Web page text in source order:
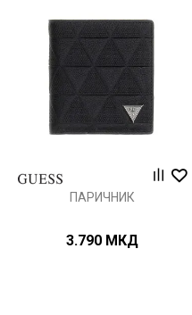
ПАРИЧНИК
3.790 МКД